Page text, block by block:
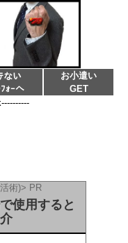
ない
ｫｰへ
お小遣い
GET
術)> PR
使用すると